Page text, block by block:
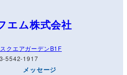
エム株式会社
クエアガーデンB1F
5542-1917
メッセージ